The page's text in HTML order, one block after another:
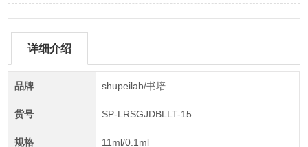
详细介绍
品牌 shupeilab/书培
货号 SP-LRSGJDBLLT-15
规格 11ml/0.1ml